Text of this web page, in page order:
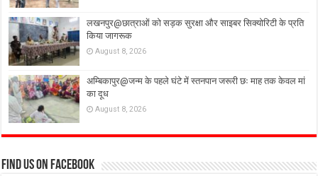
लखनपुर@छात्राओं को सड़क सुरक्षा और साइबर सिक्योरिटी के प्रति
किया जागरूक
August 8, 2026
अम्बिकापुर@जन्म के पहले घंटे में स्तनपान जरूरी छः माह तक केवल मां
का दूध
August 8, 2026
Find us on Facebook